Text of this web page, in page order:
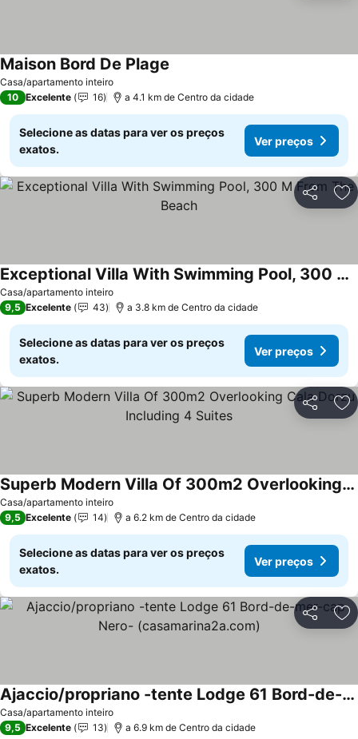
Casa/apartamento inteiro
Maison Bord De Plage
10 Excelente 16 a 4.1 km de Centro da cidade
Selecione as datas para ver os preços
exatos.
Ver preços
Partilhar
Casa/apartamento inteiro
Exceptional Villa With Swimming Pool, 300 M From The Beach
Ver preços
9,5 Excelente 43 a 3.8 km de Centro da cidade
Selecione as datas para ver os preços
exatos.
Ver preços
Partilhar
Casa/apartamento inteiro
Superb Modern Villa Of 300m2 Overlooking Cala Dorzu Including 4 Suites
Ver preços
9,5 Excelente 14 a 6.2 km de Centro da cidade
Selecione as datas para ver os preços
exatos.
Ver preços
Partilhar
Casa/apartamento inteiro
Ajaccio/propriano -tente Lodge 61 Bord-de-mer-cap Nero- (casamarina2a.com)
Ver preços
9,5 Excelente 13 a 6.9 km de Centro da cidade